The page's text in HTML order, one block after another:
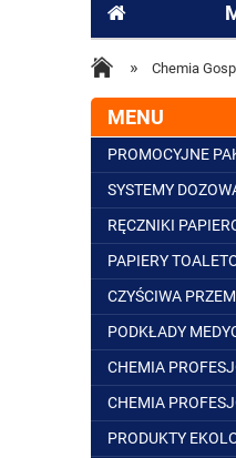
» Chemia
MENU
PROMOCYJNE
SYSTEMY
RĘCZNIKI
PAPIERY
CZYŚCIWA
PODKŁADY
CHEMIA
CHEMIA
PRODUKTY